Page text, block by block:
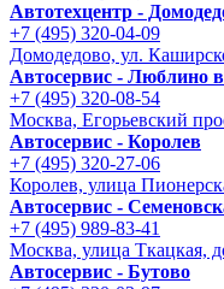
Автотехцентр -
+7 (495) 320-04-09
Домодедово, ул.
Автосервис -
+7 (495) 320-08-54
Москва, Егорьевский
Автосервис - Королев
+7 (495) 320-27-06
Королев, улица
Автосервис -
+7 (495) 989-83-41
Москва, улица Ткацкая,
Автосервис - Бутово